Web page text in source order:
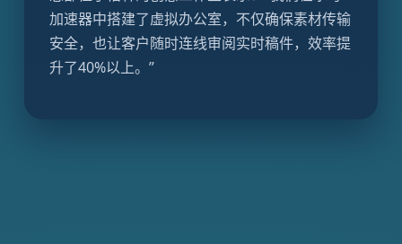
加速器中搭建了虚拟办公室，不仅确保素材传输
安全，也让客户随时连线审阅实时稿件，效率提
升了40%以上。”